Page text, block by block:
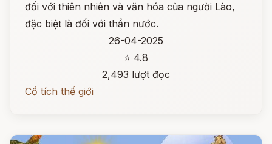
đối với thiên nhiên và văn hóa của người Lào,
đặc biệt là đối với thần nước.
26-04-2025
⭐ 4.8
2,493 lượt đọc
Cổ tích thế giới